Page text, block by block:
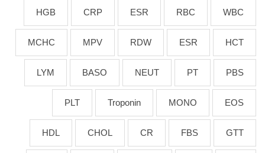
WBC
RBC
ESR
CRP
HGB
HCT
ESR
RDW
MPV
MCHC
PBS
PT
NEUT
BASO
LYM
EOS
MONO
Troponin
PLT
GTT
FBS
CR
CHOL
HDL